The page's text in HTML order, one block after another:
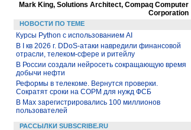
Mark King, Solutions Architect, Compaq Computer
Corporation
НОВОСТИ ПО ТЕМЕ
Курсы Python c использованием AI
В I кв 2026 г. DDoS-атаки навредили финансовой
отрасли, телеком-сфере и ритейлу
В России создали нейросеть сокращающую время
добычи нефти
Реформы в телекоме. Вернутся проверки.
Сократят сроки на СОРМ для нужд ФСБ
В Max зарегистрировались 100 миллионов
пользователей
РАССЫЛКИ SUBSCRIBE.RU